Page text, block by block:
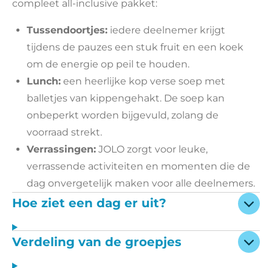
compleet all-inclusive pakket:
Tussendoortjes: iedere deelnemer krijgt
tijdens de pauzes een stuk fruit en een koek
om de energie op peil te houden.
Lunch: een heerlijke kop verse soep met
balletjes van kippengehakt. De soep kan
onbeperkt worden bijgevuld, zolang de
voorraad strekt.
Verrassingen: JOLO zorgt voor leuke,
verrassende activiteiten en momenten die de
dag onvergetelijk maken voor alle deelnemers.
Hoe ziet een dag er uit?
Verdeling van de groepjes